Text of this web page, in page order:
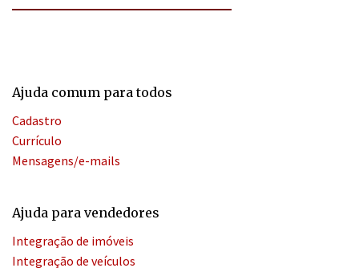
Ajuda comum para todos
Cadastro
Currículo
Mensagens/e-mails
Ajuda para vendedores
Integração de imóveis
Integração de veículos